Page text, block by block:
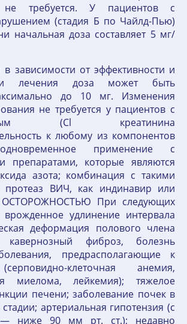
не требуется. У пациентов с
(стадия Б по Чайлд-Пью)
начальная доза составляет 5 мг/
зависимости от эффективности и
лечения доза может быть
до 10 мг. Изменения
не требуется у пациентов с
(Cl креатинина
к любому из компонентов
применение с
препаратами, которые являются
азота; комбинация с такими
протеаз ВИЧ, как индинавир или
ОСТОРОЖНОСТЬЮ При следующих
врожденное удлинение интервала
деформация полового члена
кавернозный фиброз, болезнь
предрасполагающие к
клеточная анемия,
миелома, лейкемия); тяжелое
печени; заболевание почек в
артериальная гипотензия (с
ниже 90 мм рт. ст.); недавно